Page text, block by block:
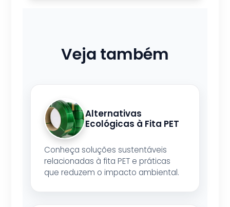
Veja também
Alternativas
Ecológicas à Fita PET
Conheça soluções sustentáveis
relacionadas à fita PET e práticas
que reduzem o impacto ambiental.